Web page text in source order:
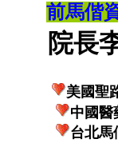
前馬偕
院長李
美國聖
中國醫
台北馬